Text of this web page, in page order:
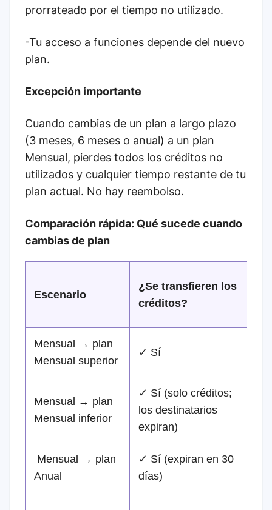
prorrateado por el tiempo no utilizado.
-Tu acceso a funciones depende del nuevo
plan.
Excepción importante
Cuando cambias de un plan a largo plazo
(3 meses, 6 meses o anual) a un plan
Mensual, pierdes todos los créditos no
utilizados y cualquier tiempo restante de tu
plan actual. No hay reembolso.
Comparación rápida: Qué sucede cuando
cambias de plan
Escenario
¿Se transfieren los
créditos?
Mensual → plan
Mensual superior
✓ Sí
Mensual → plan
Mensual inferior
✓ Sí (solo créditos;
los destinatarios
expiran)
Mensual → plan
Anual
✓ Sí (expiran en 30
días)